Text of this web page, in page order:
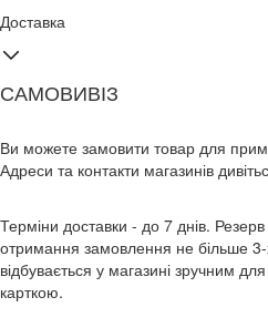
Доставка
САМОВИВІЗ
Ви можете замовити товар для
Адреси та контакти магазинів
Терміни доставки - до 7 днів.
отримання замовлення не більше 3-
відбувається у магазині зручним
карткою.